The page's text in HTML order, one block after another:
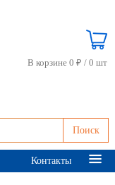
Поиск
В корзине 0 ₽ / 0 шт
Контакты